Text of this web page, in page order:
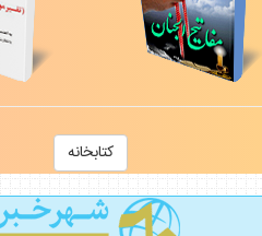
كتابخانه